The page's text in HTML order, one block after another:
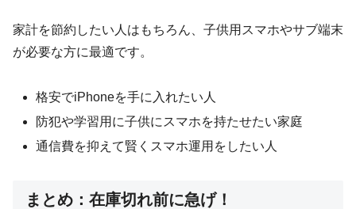
家計を節約したい人はもちろん、子供用スマホやサブ端末
が必要な方に最適です。
格安でiPhoneを手に入れたい人
防犯や学習用に子供にスマホを持たせたい家庭
通信費を抑えて賢くスマホ運用をしたい人
まとめ：在庫切れ前に急げ！